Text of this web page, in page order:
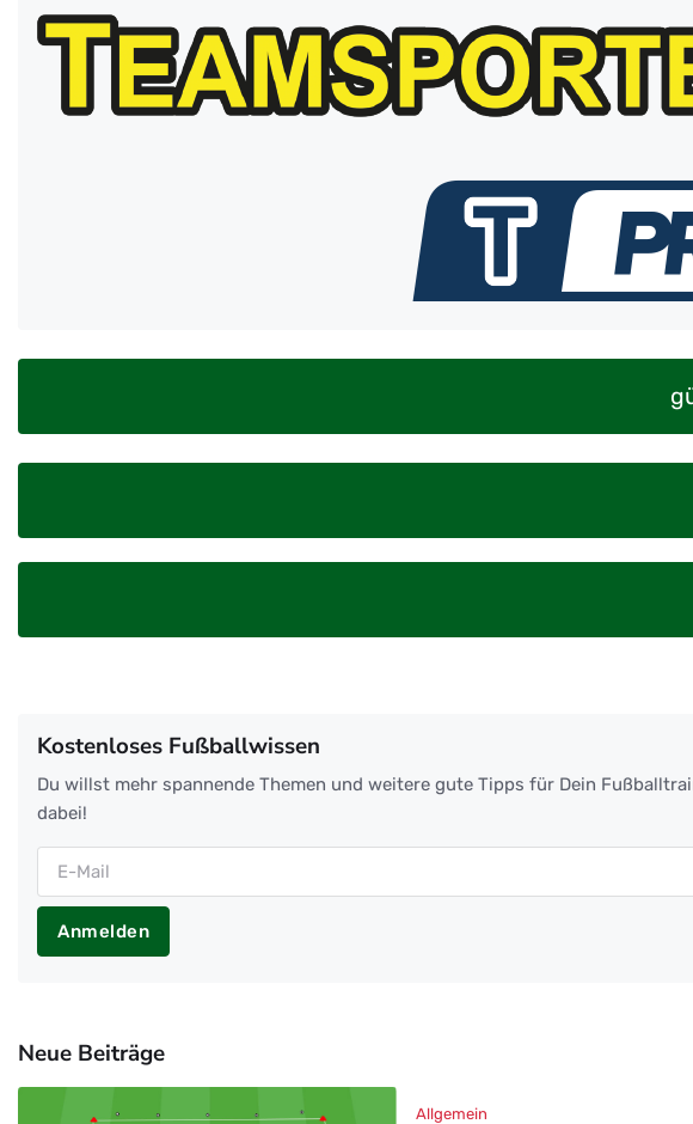
Kostenloses Fußballwissen
Du willst mehr spannende Themen und weitere gute Tipps für Dein
dabei!
Anmelden
Neue Beiträge
Allgemein